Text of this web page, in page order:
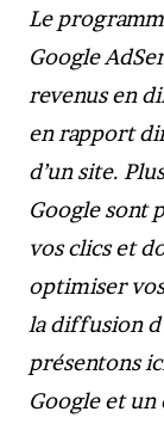
Le
Google
revenus en
en rapport
d’un site.
Google sont
vos clics et
optimiser
la diffusion
présentons
Google et